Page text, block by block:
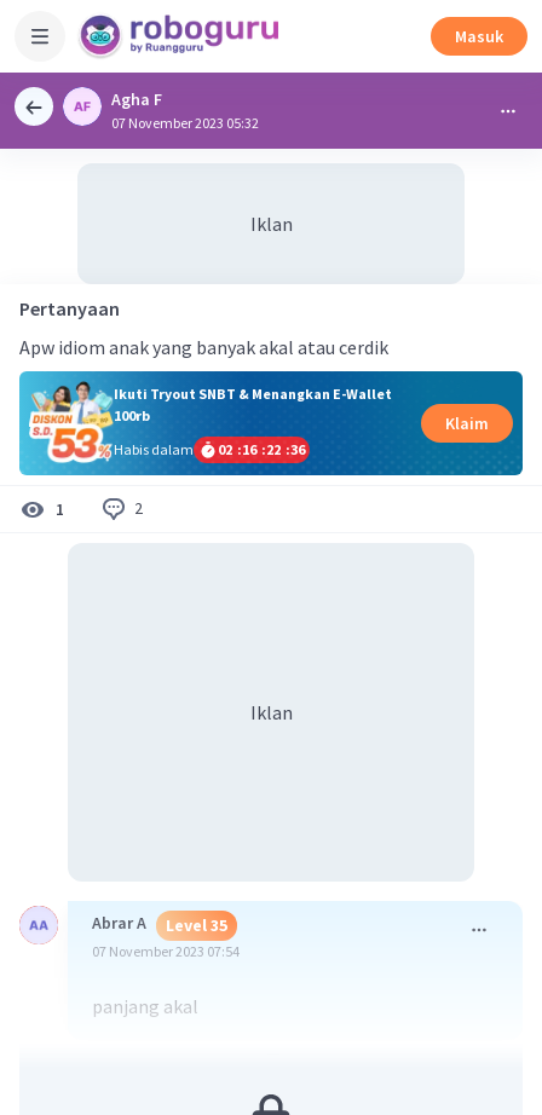
Masuk
Agha F
07 November 2023 05:32
Iklan
Pertanyaan
Apw idiom anak yang banyak akal atau cerdik
Ikuti Tryout SNBT & Menangkan E-Wallet
100rb
Habis dalam
02 :16 :22 :36
Klaim
1 2
Iklan
Abrar A Level 35
07 November 2023 07:54
panjang akal